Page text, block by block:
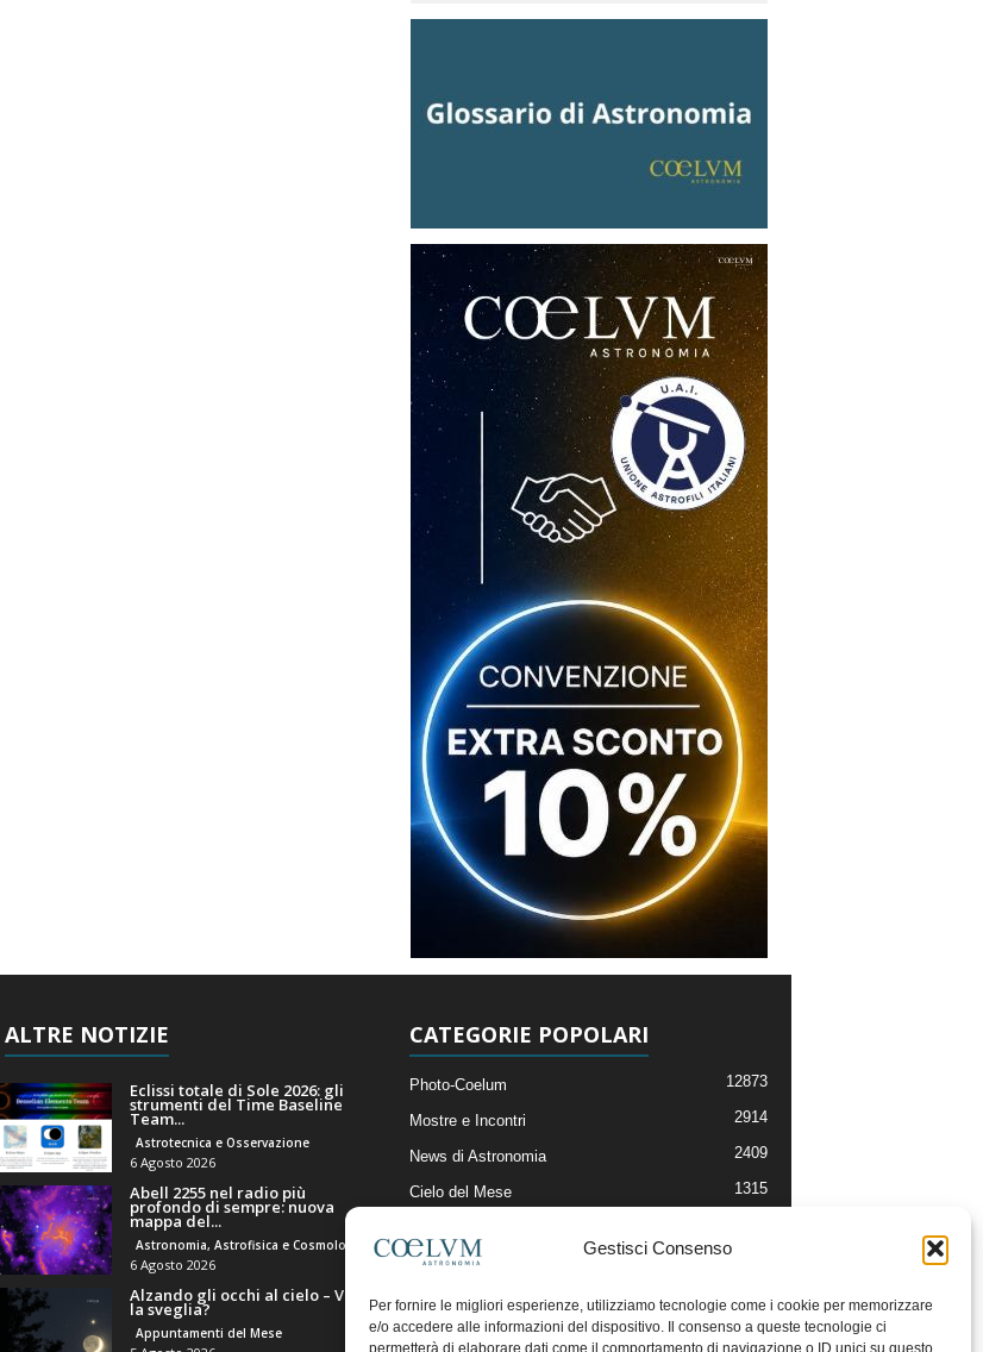
Gestisci Consenso
Per fornire le migliori esperienze, utilizziamo tecnologie come i cookie per memorizzare
e/o accedere alle informazioni del dispositivo. Il consenso a queste tecnologie ci
permetterà di elaborare dati come il comportamento di navigazione o ID unici su questo
ALTRE NOTIZIE
Eclissi totale di Sole 2026: gli
strumenti del Time Baseline
Team...
Astrotecnica e Osservazione
6 Agosto 2026
Abell 2255 nel radio più
profondo di sempre: nuova
mappa del...
Astronomia, Astrofisica e Cosmologia
6 Agosto 2026
Alzando gli occhi al cielo – Vale
la sveglia?
Appuntamenti del Mese
CATEGORIE POPOLARI
Photo-Coelum 12873
Mostre e Incontri 2914
News di Astronomia 2409
Cielo del Mese 1315
Articoli e Risorse On-Line
Il Blog della Redazione